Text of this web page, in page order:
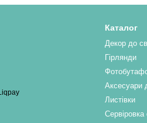
Каталог
Декор до
Гірлянди
Аксесуари
Листівки
Сервіровка